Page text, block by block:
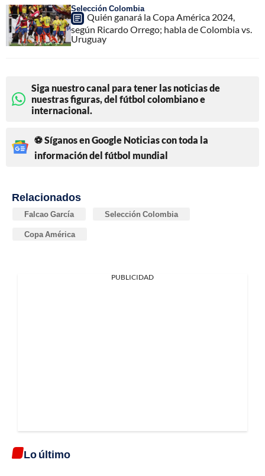
Selección Colombia
Quién ganará la Copa América 2024,
según Ricardo Orrego; habla de Colombia vs.
Uruguay
Siga nuestro canal para tener las noticias de
nuestras figuras, del fútbol colombiano e
internacional.
⚽ Síganos en Google Noticias con toda la
información del fútbol mundial
Relacionados
Falcao García Selección Colombia
Copa América
PUBLICIDAD
Lo último